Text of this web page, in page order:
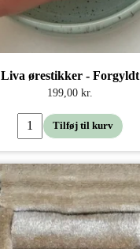
Liva ørestikker - Forgyldt
199,00 kr.
Tilføj til kurv